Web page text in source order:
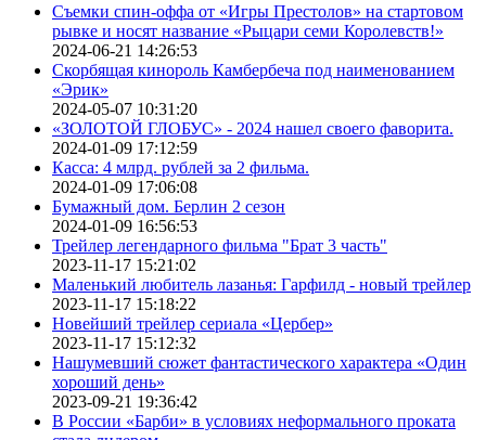
Съемки спин-оффа от «Игры Престолов» на стартовом
рывке и носят название «Рыцари семи Королевств!»
2024-06-21 14:26:53
Скорбящая кинороль Камбербеча под наименованием
«Эрик»
2024-05-07 10:31:20
«ЗОЛОТОЙ ГЛОБУС» - 2024 нашел своего фаворита.
2024-01-09 17:12:59
Касса: 4 млрд. рублей за 2 фильма.
2024-01-09 17:06:08
Бумажный дом. Берлин 2 сезон
2024-01-09 16:56:53
Трейлер легендарного фильма "Брат 3 часть"
2023-11-17 15:21:02
Маленький любитель лазанья: Гарфилд - новый трейлер
2023-11-17 15:18:22
Новейший трейлер сериала «Цербер»
2023-11-17 15:12:32
Нашумевший сюжет фантастического характера «Один
хороший день»
2023-09-21 19:36:42
В России «Барби» в условиях неформального проката